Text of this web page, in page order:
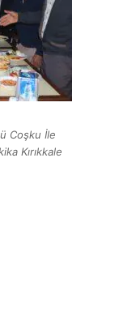
Coşku İle
Kırıkkale